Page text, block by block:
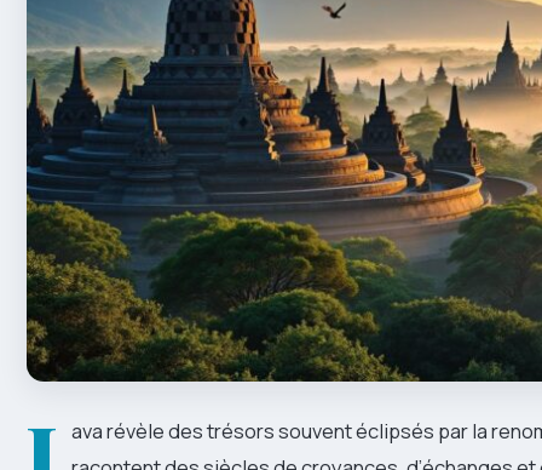
ava révèle des trésors souvent éclipsés par la